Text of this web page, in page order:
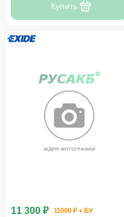
Купить
11 300 ₽
11000 ₽ + БУ